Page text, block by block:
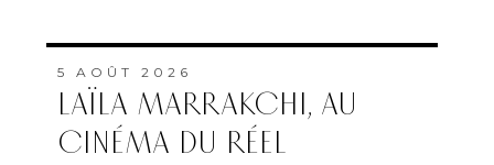
5 AOÛT 2026
LAÏLA MARRAKCHI, AU
CINÉMA DU RÉEL